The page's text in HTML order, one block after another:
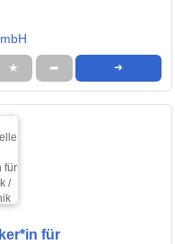
★ ➦ ➜
für